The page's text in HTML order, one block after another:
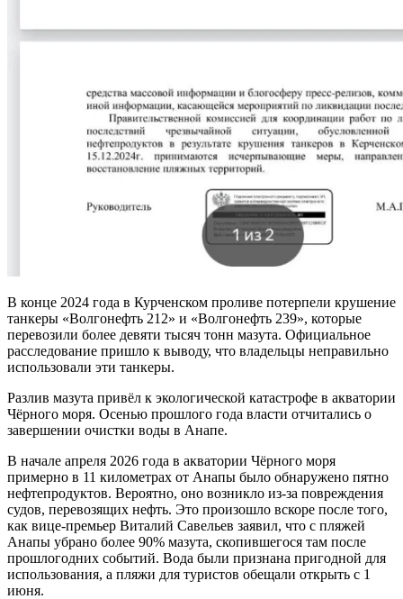
В конце 2024 года в Курченском проливе потерпели крушение
танкеры «Волгонефть 212» и «Волгонефть 239», которые
перевозили более девяти тысяч тонн мазута. Официальное
расследование пришло к выводу, что владельцы неправильно
использовали эти танкеры.
Разлив мазута привёл к экологической катастрофе в акватории
Чёрного моря. Осенью прошлого года власти отчитались о
завершении очистки воды в Анапе.
В начале апреля 2026 года в акватории Чёрного моря
примерно в 11 километрах от Анапы было обнаружено пятно
нефтепродуктов. Вероятно, оно возникло из-за повреждения
судов, перевозящих нефть. Это произошло вскоре после того,
как вице-премьер Виталий Савельев заявил, что с пляжей
Анапы убрано более 90% мазута, скопившегося там после
прошлогодних событий. Вода были признана пригодной для
использования, а пляжи для туристов обещали открыть с 1
июня.